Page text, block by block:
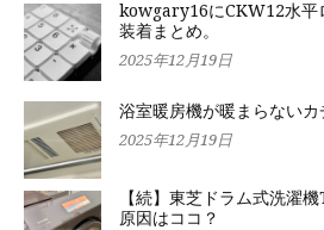
kowgary16にCKW12水平
装着まとめ。
2025年12月19日
浴室暖房機が暖まらないカ
2025年12月19日
【続】東芝ドラム式洗濯
原因はココ？